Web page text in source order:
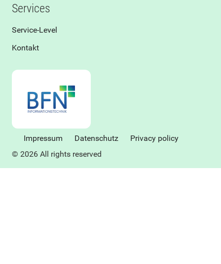
Services
Service-Level
Kontakt
Impressum Datenschutz
Privacy policy
© 2026 All rights reserved